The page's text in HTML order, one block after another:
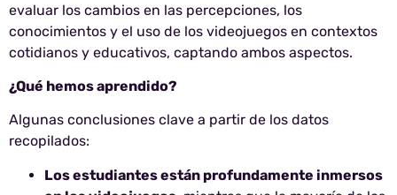
evaluar los cambios en las percepciones, los
conocimientos y el uso de los videojuegos en contextos
cotidianos y educativos, captando ambos aspectos.
¿Qué hemos aprendido?
Algunas conclusiones clave a partir de los datos
recopilados:
Los estudiantes están profundamente inmersos